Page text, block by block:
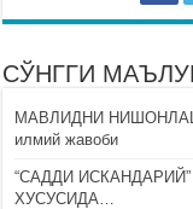
СЎНГГИ
МАВЛИДНИ НИШОНЛАШ
илмий жавоби
“САДДИ
ХУСУСИДА…